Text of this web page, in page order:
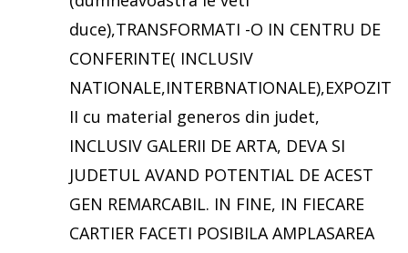
duce),TRANSFORMATI -O IN CENTRU DE
CONFERINTE( INCLUSIV
NATIONALE,INTERBNATIONALE),EXPOZIT
II cu material generos din judet,
INCLUSIV GALERII DE ARTA, DEVA SI
JUDETUL AVAND POTENTIAL DE ACEST
GEN REMARCABIL. IN FINE, IN FIECARE
CARTIER FACETI POSIBILA AMPLASAREA